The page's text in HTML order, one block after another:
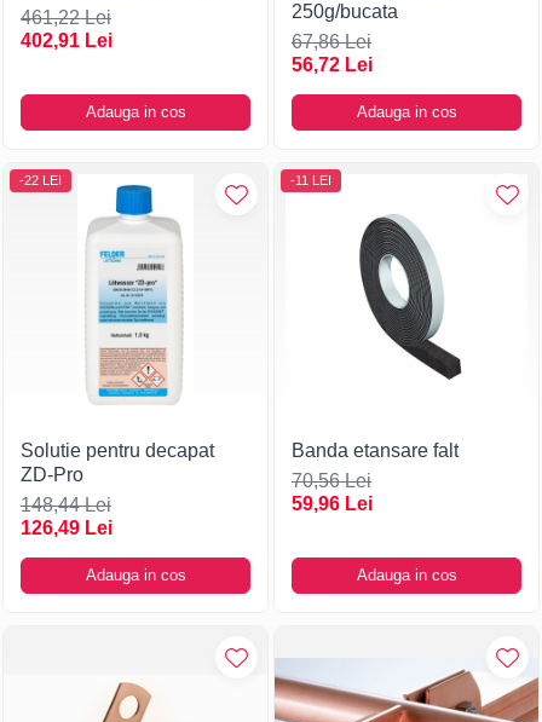
461,22 Lei
402,91 Lei
Adauga in cos
250g/bucata
67,86 Lei
56,72 Lei
Adauga in cos
-22 LEI
Solutie pentru decapat
ZD-Pro
148,44 Lei
126,49 Lei
Adauga in cos
-11 LEI
Banda etansare falt
70,56 Lei
59,96 Lei
Adauga in cos